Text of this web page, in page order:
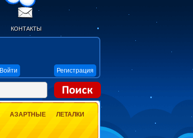
КОНТАКТЫ
Войти Регистрация
АЗАРТНЫЕ
ЛЕТАЛКИ